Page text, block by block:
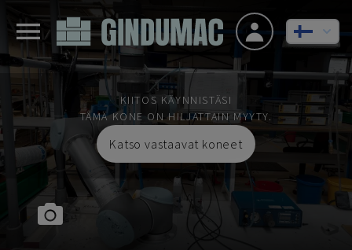
KIITOS KÄYNNISTÄSI
TÄMÄ KONE ON HILJATTAIN MYYTY.
Katso vastaavat koneet